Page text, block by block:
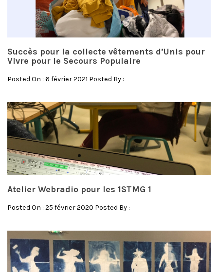
Succès pour la collecte vêtements d’Unis pour
Vivre pour le Secours Populaire
Posted On : 6 février 2021 Posted By :
Atelier Webradio pour les 1STMG 1
Posted On : 25 février 2020 Posted By :